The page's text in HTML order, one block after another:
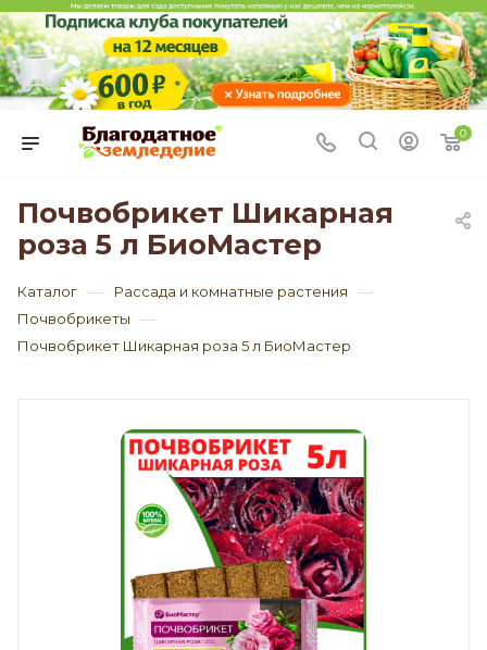
0
Почвобрикет Шикарная
роза 5 л БиоМастер
Каталог — Рассада и комнатные растения —
Почвобрикеты —
Почвобрикет Шикарная роза 5 л БиоМастер